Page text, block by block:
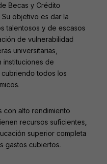
Becas y Crédito
objetivo es dar la
talentosos y de escasos
de vulnerabilidad
universitarias,
de
todos los
con alto rendimiento
recursos suficientes,
superior completa
gastos cubiertos.